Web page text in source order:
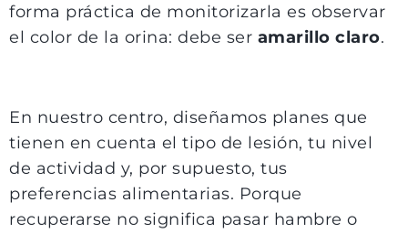
forma práctica de monitorizarla es observar
el color de la orina: debe ser amarillo claro.
En nuestro centro, diseñamos planes que
tienen en cuenta el tipo de lesión, tu nivel
de actividad y, por supuesto, tus
preferencias alimentarias. Porque
recuperarse no significa pasar hambre o